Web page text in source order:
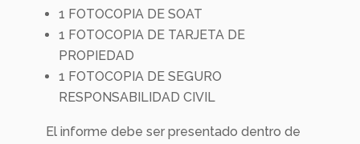
1 FOTOCOPIA DE SOAT
1 FOTOCOPIA DE TARJETA DE
PROPIEDAD
1 FOTOCOPIA DE SEGURO
RESPONSABILIDAD CIVIL
El informe debe ser presentado dentro de